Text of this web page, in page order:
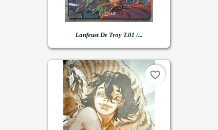
Lanfeust De Troy T.01 /...
favorite_border